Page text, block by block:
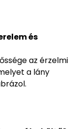
és
az érzelmi
a lány